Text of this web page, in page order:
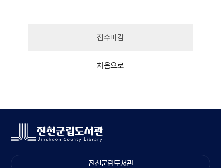
접수마감
처음으로
진천군립도서관